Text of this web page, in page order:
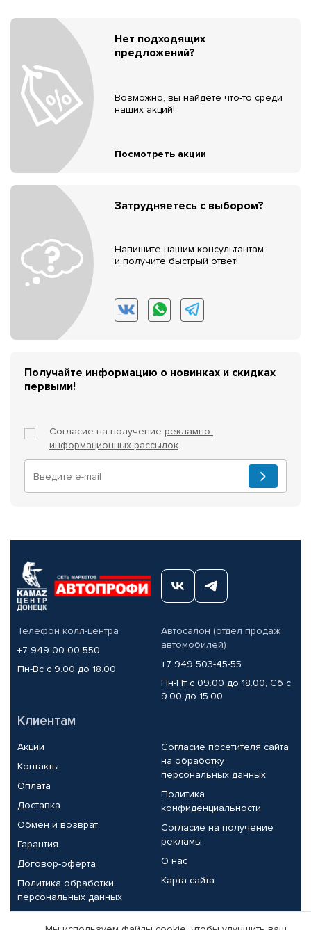
Нет подходящих
предложений?
Возможно, вы найдёте что-то среди
наших акций!
Посмотреть акции
Затрудняетесь с выбором?
Напишите нашим консультантам
и получите быстрый ответ!
Получайте информацию о новинках и скидках
первыми!
Согласие на получение рекламно-
информационных рассылок
Телефон колл-центра
+7 949 00-00-550
Пн-Вс с 9.00 до 18.00
Автосалон (отдел продаж
автомобилей)
+7 949 503-45-55
Пн-Пт с 09.00 до 18.00, Сб с
9.00 до 15.00
Клиентам
Акции
Контакты
Оплата
Доставка
Обмен и возврат
Гарантия
Договор-оферта
Политика обработки
персональных данных
Согласие посетителя сайта
на обработку
персональных данных
Политика
конфиденциальности
Согласие на получение
рекламы
О нас
Карта сайта